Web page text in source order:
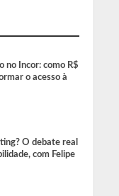
no Incor: como R$
o acesso à
O debate real
com Felipe